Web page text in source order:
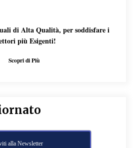
di Alta Qualità, per soddisfare i
più Esigenti!
Scopri di Più
alla Newsletter